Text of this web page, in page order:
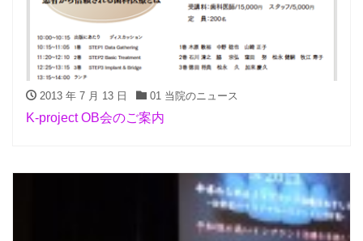
2013 年 7 月 13 日 01 当院のニュース
K-project OB会のご案内